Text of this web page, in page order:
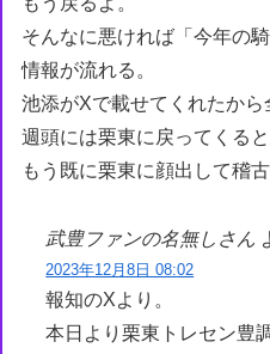
そんなに悪ければ「今年の
情報が流れる。
池添がXで載せてくれたか
週頭には栗東に戻ってくると
もう既に栗東に顔出して稽
武豊ファンの名無しさん
2023年12月8日 08:02
報知のXより。
本日より栗東トレセン豊